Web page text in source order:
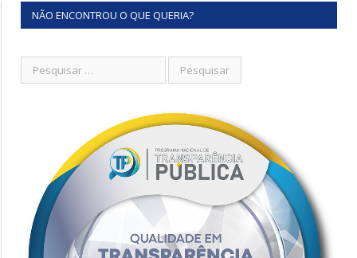
NÃO ENCONTROU O QUE QUERIA?